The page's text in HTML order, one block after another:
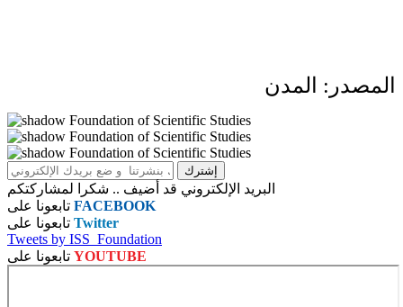
المصدر: المدن
البريد الإلكتروني قد أضيف .. شكرا لمشاركتكم
FACEBOOK
Twitter
Tweets by ISS_Foundation
YOUTUBE